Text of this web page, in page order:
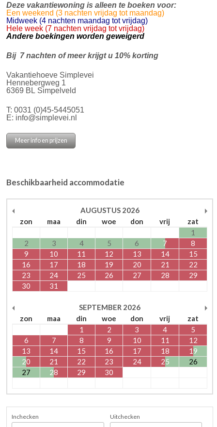
Deze vakantiewoning is alleen te boeken voor:
Een weekend (3 nachten vrijdag tot maandag)
Midweek (4 nachten maandag tot vrijdag)
Hele week (7 nachten vrijdag tot vrijdag)
Andere boekingen worden geweigerd
Bij 7 nachten of meer krijgt u 10% korting
Vakantiehoeve Simplevei
Hennebergweg 1
6369 BL Simpelveld
T:0031 (0)45-5445051
E: info@simplevei.nl
Meer info en prijzen
Beschikbaarheid accommodatie
AUGUSTUS 2026
zon
maa din woe don vrij
zat
1
2
3 4 5 6 7
8
9
10 11 12 13 14
15
16
17 18 19 20 21
22
23
24 25 26 27 28
29
30
31
SEPTEMBER 2026
zon
maa din woe don vrij
zat
1
2 3 4
5
6
7 8 9 10 11
12
13
14 15 16 17 18
19
20
21 22 23 24 25
26
27
28 29 30
Inchecken Uitchecken